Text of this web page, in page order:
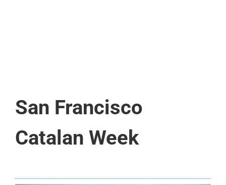
San Francisco
Catalan Week